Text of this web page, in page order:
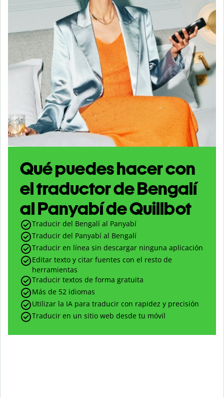
Qué puedes hacer con
el traductor de Bengalí
al Panyabí de Quillbot
Traducir del Bengalí al Panyabí
Traducir del Panyabí al Bengalí
Traducir en línea sin descargar ninguna aplicación
Editar texto y citar fuentes con el resto de
herramientas
Traducir textos de forma gratuita
Más de 52 idiomas
Utilizar la IA para traducir con rapidez y precisión
Traducir en un sitio web desde tu móvil